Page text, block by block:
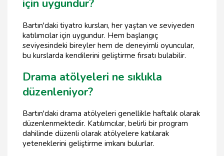
için uygundur?
Bartın'daki tiyatro kursları, her yaştan ve seviyeden
katılımcılar için uygundur. Hem başlangıç
seviyesindeki bireyler hem de deneyimli oyuncular,
bu kurslarda kendilerini geliştirme fırsatı bulabilir.
Drama atölyeleri ne sıklıkla
düzenleniyor?
Bartın'daki drama atölyeleri genellikle haftalık olarak
düzenlenmektedir. Katılımcılar, belirli bir program
dahilinde düzenli olarak atölyelere katılarak
yeteneklerini geliştirme imkanı bulurlar.